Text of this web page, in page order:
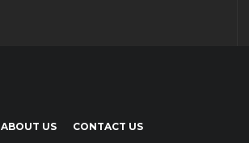
ABOUT US CONTACT US